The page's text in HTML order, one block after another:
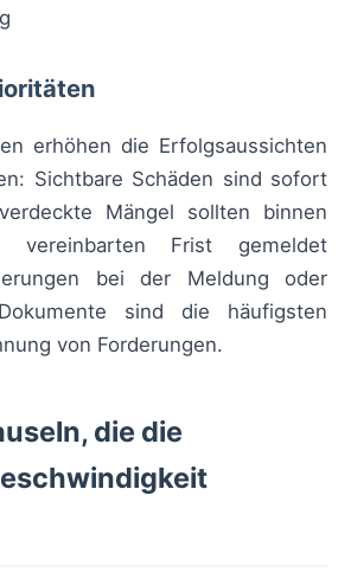
erhöhen die Erfolgsaussichten
Sichtbare Schäden sind sofort
Mängel sollten binnen
vereinbarten Frist gemeldet
bei der Meldung oder
sind die häufigsten
von Forderungen.
die die